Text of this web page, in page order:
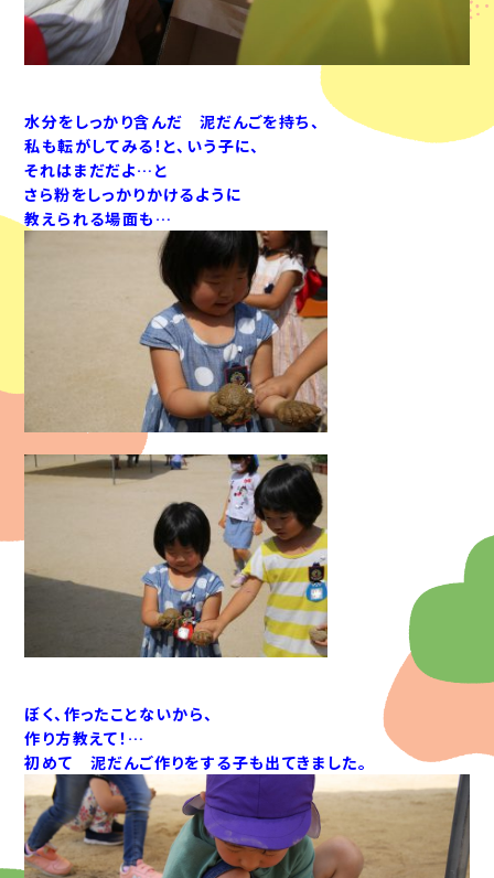
水分をしっかり含んだ 泥だんごを持ち、
私も転がしてみる！と、いう子に、
それはまだだよ…と
さら粉をしっかりかけるように
教えられる場面も…
ぼく、作ったことないから、
作り方教えて！…
初めて 泥だんご作りをする子も出てきました。